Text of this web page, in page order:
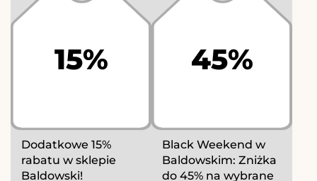
15%
Dodatkowe 15%
rabatu w sklepie
Baldowski!
45%
Black Weekend w
Baldowskim: Zniżka
do 45% na wybrane